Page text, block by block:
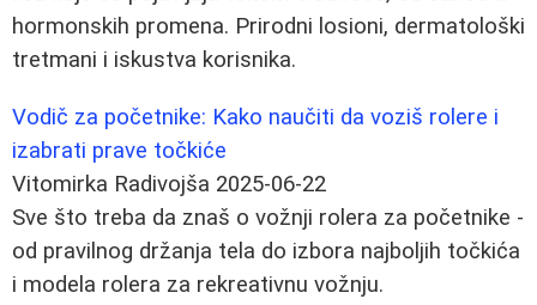
hormonskih promena. Prirodni losioni, dermatološki
tretmani i iskustva korisnika.
Vodič za početnike: Kako naučiti da voziš rolere i
izabrati prave točkiće
Vitomirka Radivojša 2025-06-22
Sve što treba da znaš o vožnji rolera za početnike -
od pravilnog držanja tela do izbora najboljih točkića
i modela rolera za rekreativnu vožnju.